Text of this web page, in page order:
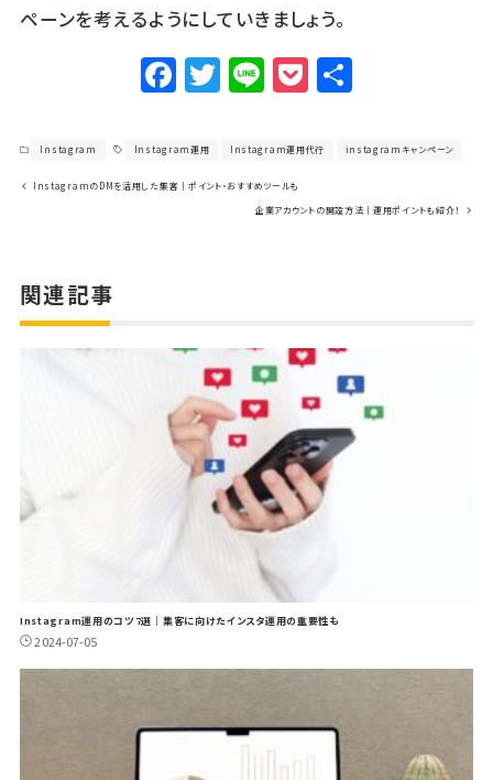
ペーンを考えるようにしていきましょう。
F
a
c
e
T
w
it
te
Li
n
e
P
o
c
et
Instagram Instagram運用 Instagram運用代行 instagramキャンペーン
InstagramのDMを活用した集客｜ポイント・おすすめツールも
企業アカウントの開設方法｜運用ポイントも紹介！
関連記事
Instagram運用のコツ7選｜集客に向けたインスタ運用の重要性も
2024-07-05